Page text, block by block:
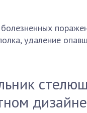
удаление
дизайне